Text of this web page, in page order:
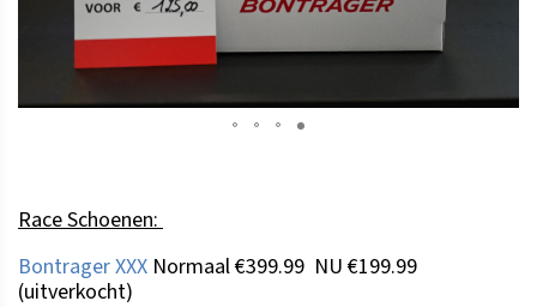
Race Schoenen:
Bontrager XXX Normaal €399.99 NU €199.99
(uitverkocht)